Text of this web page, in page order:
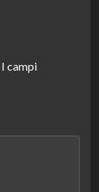
I campi